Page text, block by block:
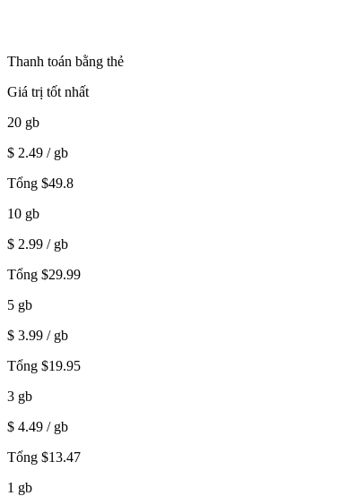
Thanh toán bằng thẻ
Giá trị tốt nhất
20 gb
$ 2.49 / gb
Tổng $49.8
10 gb
$ 2.99 / gb
Tổng $29.99
5 gb
$ 3.99 / gb
Tổng $19.95
3 gb
$ 4.49 / gb
Tổng $13.47
1 gb